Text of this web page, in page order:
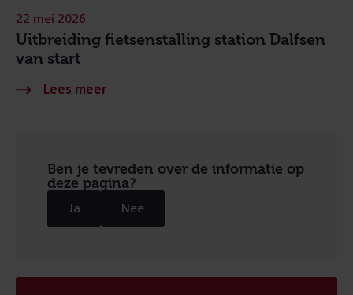
Uitbreiding fietsenstalling station Dalfsen
van start
22 mei 2026
Ben je tevreden over de informatie op
deze pagina?
Ja Nee